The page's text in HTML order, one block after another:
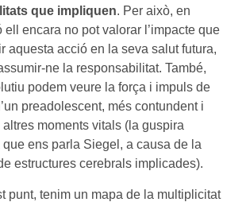
que impliquen. Per això, en
encara no pot valorar l’impacte que
aquesta acció en la seva salut futura,
ne la responsabilitat. També,
podem veure la força i impuls de
preadolescent, més contundent i
moments vitals (la guspira
ens parla Siegel, a causa de la
estructures cerebrals implicades).
punt, tenim un mapa de la multiplicitat